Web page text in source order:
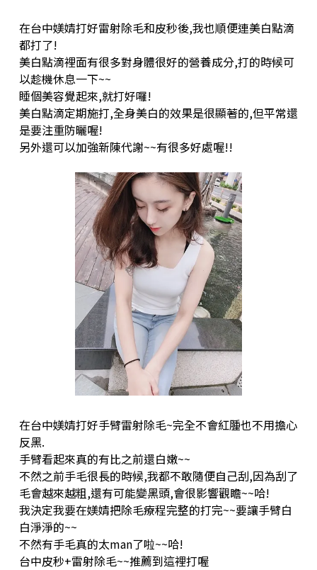
在台中媄婧打好雷射除毛和皮秒後,我也順便連美白點滴
都打了!
美白點滴裡面有很多對身體很好的營養成分,打的時候可
以趁機休息一下~~
睡個美容覺起來,就打好囉!
美白點滴定期施打,全身美白的效果是很顯著的,但平常還
是要注重防曬喔!
另外還可以加強新陳代謝~~有很多好處喔!!
在台中媄婧打好手臂雷射除毛~完全不會紅腫也不用擔心
反黑.
手臂看起來真的有比之前還白嫩~~
不然之前手毛很長的時候,我都不敢隨便自己刮,因為刮了
毛會越來越粗,還有可能變黑頭,會很影響觀瞻~~哈!
我決定我要在媄婧把除毛療程完整的打完~~要讓手臂白
白淨淨的~~
不然有手毛真的太man了啦~~哈!
台中皮秒+雷射除毛~~推薦到這裡打喔